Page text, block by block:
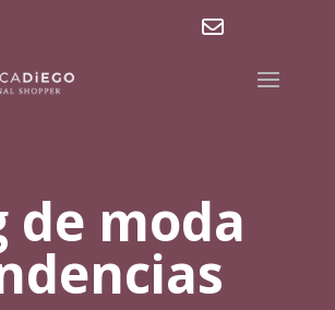
md@mdpersonalshopper.com
de moda
Address